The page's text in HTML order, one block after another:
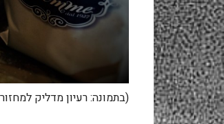
(בתמונה: רעיון מדליק